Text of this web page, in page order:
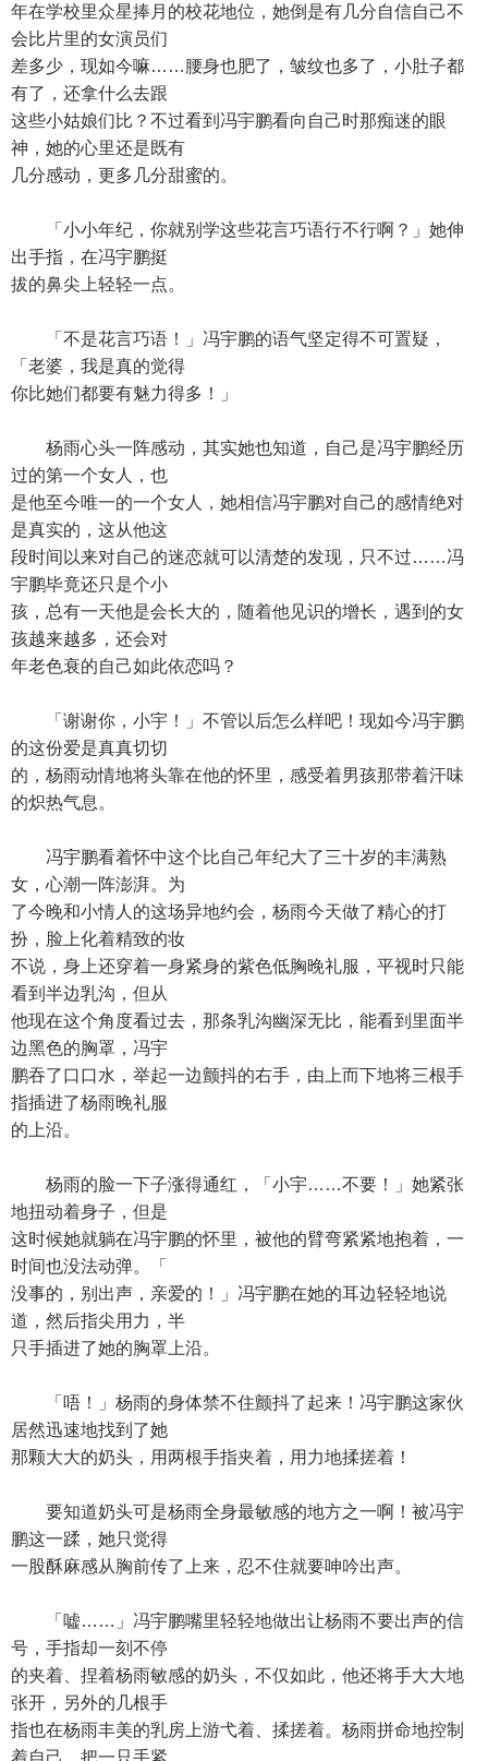
年在学校里众星捧月的校花地位，她倒是有几分自信自己不
会比片里的女演员们
差多少，现如今嘛……腰身也肥了，皱纹也多了，小肚子都
有了，还拿什么去跟
这些小姑娘们比？不过看到冯宇鹏看向自己时那痴迷的眼
神，她的心里还是既有
几分感动，更多几分甜蜜的。
「小小年纪，你就别学这些花言巧语行不行啊？」她伸
出手指，在冯宇鹏挺
拔的鼻尖上轻轻一点。
「不是花言巧语！」冯宇鹏的语气坚定得不可置疑，
「老婆，我是真的觉得
你比她们都要有魅力得多！」
杨雨心头一阵感动，其实她也知道，自己是冯宇鹏经历
过的第一个女人，也
是他至今唯一的一个女人，她相信冯宇鹏对自己的感情绝对
是真实的，这从他这
段时间以来对自己的迷恋就可以清楚的发现，只不过……冯
宇鹏毕竟还只是个小
孩，总有一天他是会长大的，随着他见识的增长，遇到的女
孩越来越多，还会对
年老色衰的自己如此依恋吗？
「谢谢你，小宇！」不管以后怎么样吧！现如今冯宇鹏
的这份爱是真真切切
的，杨雨动情地将头靠在他的怀里，感受着男孩那带着汗味
的炽热气息。
冯宇鹏看着怀中这个比自己年纪大了三十岁的丰满熟
女，心潮一阵澎湃。为
了今晚和小情人的这场异地约会，杨雨今天做了精心的打
扮，脸上化着精致的妆
不说，身上还穿着一身紧身的紫色低胸晚礼服，平视时只能
看到半边乳沟，但从
他现在这个角度看过去，那条乳沟幽深无比，能看到里面半
边黑色的胸罩，冯宇
鹏吞了口口水，举起一边颤抖的右手，由上而下地将三根手
指插进了杨雨晚礼服
的上沿。
杨雨的脸一下子涨得通红，「小宇……不要！」她紧张
地扭动着身子，但是
这时候她就躺在冯宇鹏的怀里，被他的臂弯紧紧地抱着，一
时间也没法动弹。「
没事的，别出声，亲爱的！」冯宇鹏在她的耳边轻轻地说
道，然后指尖用力，半
只手插进了她的胸罩上沿。
「唔！」杨雨的身体禁不住颤抖了起来！冯宇鹏这家伙
居然迅速地找到了她
那颗大大的奶头，用两根手指夹着，用力地揉搓着！
要知道奶头可是杨雨全身最敏感的地方之一啊！被冯宇
鹏这一蹂，她只觉得
一股酥麻感从胸前传了上来，忍不住就要呻吟出声。
「嘘……」冯宇鹏嘴里轻轻地做出让杨雨不要出声的信
号，手指却一刻不停
的夹着、捏着杨雨敏感的奶头，不仅如此，他还将手大大地
张开，另外的几根手
指也在杨雨丰美的乳房上游弋着、揉搓着。杨雨拼命地控制
着自己，把一只手紧